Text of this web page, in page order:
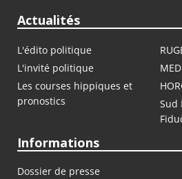
Actualités
L'édito politique
L'invité politique
Les courses hippiques et
pronostics
Sud
Informations
Dossier de presse